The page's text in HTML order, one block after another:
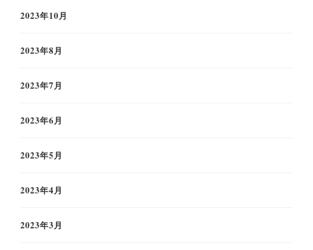
2023年10月
2023年8月
2023年7月
2023年6月
2023年5月
2023年4月
2023年3月